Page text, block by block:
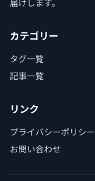
届けします。
カテゴリー
タグ一覧
記事一覧
リンク
プライバシーポリシー
お問い合わせ